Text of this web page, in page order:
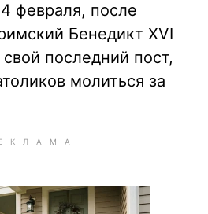
февраля, после
Бенедикт XVI
последний пост,
молиться за